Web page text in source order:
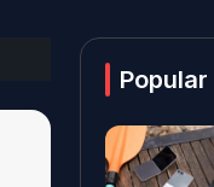
Popular